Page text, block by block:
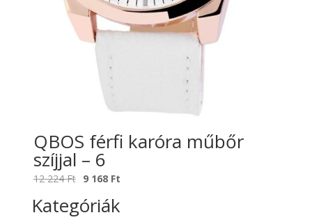
QBOS férfi karóra műbőr
szíjjal – 6
12 224Ft Original
was:
9 168 Ft
Kategóriák